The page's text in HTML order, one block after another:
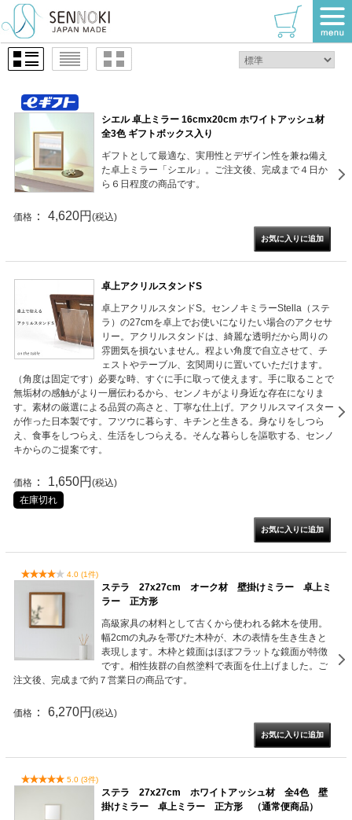
TOP >
シエル 卓上ミラー 16cmx20cm ホワイトアッシュ材
全3色 ギフトボックス入り
ギフトとして最適な、実用性とデザイン性を兼ね備え
た卓上ミラー「シエル」。ご注文後、完成まで４日か
ら６日程度の商品です。
価格 ： 4,620円 (税込)
卓上アクリルスタンドS
卓上アクリルスタンドS。センノキミラーStella（ステ
ラ）の27cmを卓上でお使いになりたい場合のアクセサ
リー。アクリルスタンドは、綺麗な透明だから周りの
雰囲気を損ないません。程よい角度で自立させて、チ
ェストやテーブル、玄関周りに置いていただけます。
（角度は固定です）必要な時、すぐに手に取って使えます。手に取ることで
無垢材の感触がより一層伝わるから、センノキがより身近な存在になりま
す。素材の厳選による品質の高さと、丁寧な仕上げ。アクリルスマイスター
が作った日本製です。フツウに暮らす、キチンと生きる。身なりをしつら
え、食事をしつらえ、生活をしつらえる。そんな暮らしを謳歌する、センノ
キからのご提案です。
価格 ： 1,650円 (税込)
在庫切れ
4.0 (1件)
ステラ 27x27cm オーク材 壁掛けミラー 卓上ミ
ラー 正方形
高級家具の材料として古くから使われる銘木を使用。
幅2cmの丸みを帯びた木枠が、木の表情を生き生きと
表現します。木枠と鏡面はほぼフラットな鏡面が特徴
です。相性抜群の自然塗料で表面を仕上げました。ご
注文後、完成まで約７営業日の商品です。
価格 ： 6,270円 (税込)
5.0 (3件)
ステラ 27x27cm ホワイトアッシュ材 全4色 壁
掛けミラー 卓上ミラー 正方形 （通常便商品）